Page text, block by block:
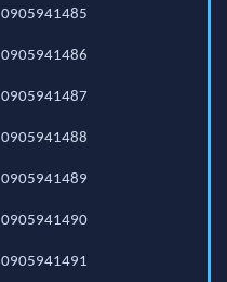
0905941485
0905941486
0905941487
0905941488
0905941489
0905941490
0905941491